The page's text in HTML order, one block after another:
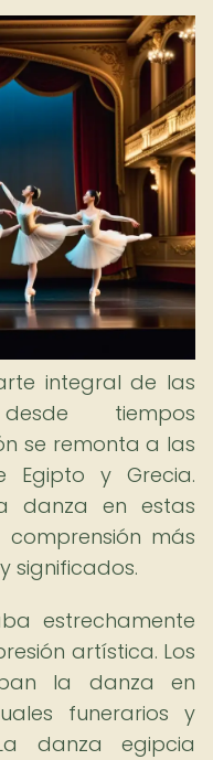
integral de las
tiempos
se remonta a las
Egipto y Grecia.
danza en estas
más
significados.
estrechamente
artística. Los
la danza en
funerarios y
danza egipcia